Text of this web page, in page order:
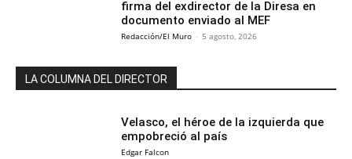
firma del exdirector de la Diresa en
documento enviado al MEF
Redacción/El Muro - 5 agosto, 2026
LA COLUMNA DEL DIRECTOR
Velasco, el héroe de la izquierda que
empobreció al país
Edgar Falcon